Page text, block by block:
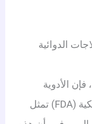
الدوائية
الأدوية
المعتمدة من إدارة الغذاء والدواء الأمريكية (FDA) تمثل